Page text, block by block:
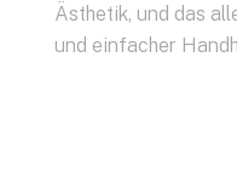
Ästhetik, und das
und einfacher